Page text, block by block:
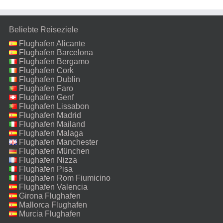
Beliebte Reiseziele
Flughafen Alicante
Flughafen Barcelona
Flughafen Bergamo
Flughafen Cork
Flughafen Dublin
Flughafen Faro
Flughafen Genf
Flughafen Lissabon
Flughafen Madrid
Flughafen Mailand
Malpensa
Flughafen Malaga
Flughafen Manchester
Flughafen München
Flughafen Nizza
Flughafen Pisa
Flughafen Rom Fiumicino
Flughafen Valencia
Girona Flughafen
Mallorca Flughafen
Murcia Flughafen